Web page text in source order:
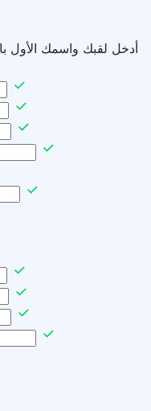
أدخل لقبك واسمك الأول